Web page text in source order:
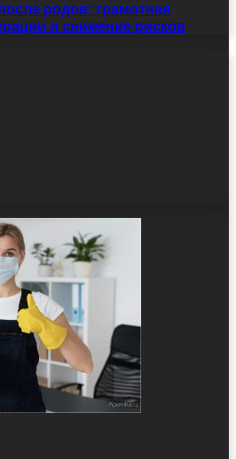
родов: грамотная
и снижение рисков